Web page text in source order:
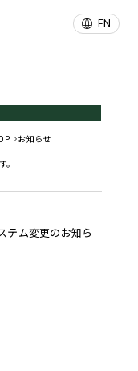
EN
お知らせ
テム変更のお知ら